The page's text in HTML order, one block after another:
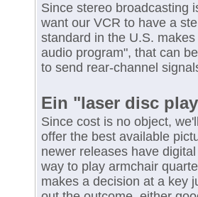
Since stereo broadcasting
want our VCR to have a
standard in the U.S.
audio program", that can
to send rear-channel
Ein "laser disc
Since cost is no object,
offer the best available
newer releases have
way to play armchair
makes a decision at a key